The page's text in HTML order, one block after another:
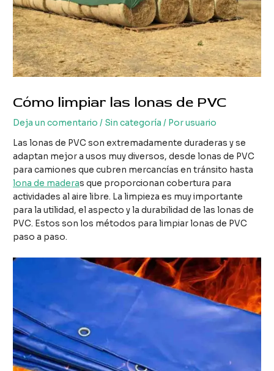
Cómo limpiar las lonas de PVC
Deja un comentario / Sin categoría / Porusuario
Las lonas de PVC son extremadamente duraderas y se
adaptan mejor a usos muy diversos, desde lonas de PVC
para camiones que cubren mercancías en tránsito hasta
lona de maderas que proporcionan cobertura para
actividades al aire libre. La limpieza es muy importante
para la utilidad, el aspecto y la durabilidad de las lonas de
PVC. Estos son los métodos para limpiar lonas de PVC
paso a paso.